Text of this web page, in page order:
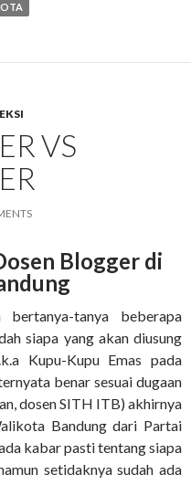
VS
Blogger di
bertanya-tanya beberapa
siapa yang akan diusung
Kupu-Kupu Emas pada
benar sesuai dugaan
dosen SITH ITB) akhirnya
Bandung dari Partai
kabar pasti tentang siapa
setidaknya sudah ada